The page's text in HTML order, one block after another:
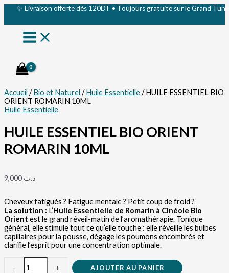
Aller
✨ Livraison offerte dès 120DT • Toujours gratuite sur le Grand Tunis ✨
Accueil /Bio et Naturel /Huile Essentielle/ HUILE ESSENTIEL BIO
ORIENT ROMARIN 10ML
Huile Essentielle
HUILE ESSENTIEL BIO ORIENT
ROMARIN 10ML
د.ت
Cheveux fatigués ? Fatigue mentale ? Petit coup de froid ?
La solution : L’Huile Essentielle de Romarin à Cinéole Bio
Orient est le grand réveil-matin de l’aromathérapie. Tonique
général, elle stimule tout ce qu’elle touche : elle réveille les bulbes
capillaires pour la pousse, dégage les poumons encombrés et
clarifie l’esprit pour une concentration optimale.
-
quantité
ESSENTIEL
10ML
+ AJOUTER AU PANIER